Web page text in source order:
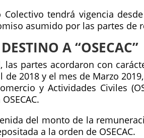
Colectivo tendrá vigencia
asumido por las partes de
A “OSECAC”
las partes acordaron con
de 2018 y el mes de Marzo
y Actividades Civiles
del monto de la
a la orden de OSECAC.